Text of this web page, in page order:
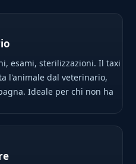
esami, sterilizzazioni. Il taxi
l'animale dal veterinario,
Ideale per chi non ha